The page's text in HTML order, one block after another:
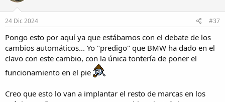
24 Dic 2024 #37
Pongo esto por aquí ya que estábamos con el debate de los
cambios automáticos... Yo "predigo" que BMW ha dado en el
clavo con este cambio, con la única tontería de poner el
funcionamiento en el pie
Creo que esto lo van a implantar el resto de marcas en los